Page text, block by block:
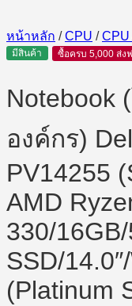
หน้าหลัก / CPU / CPU
มีสินค้า ซื้อครบ 5,000 ส่ง
Notebook
องค์กร)
PV14255
AMD
330/
SSD/
(Platinum